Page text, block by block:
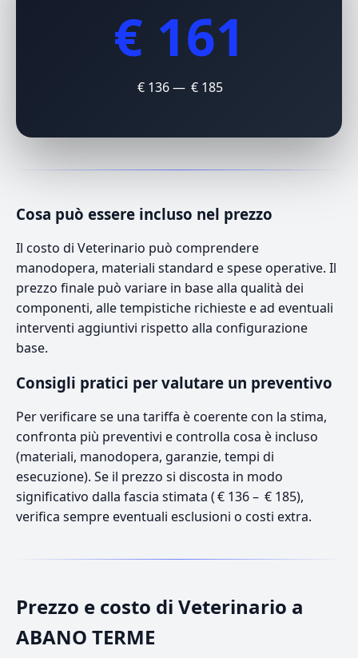
€ 161
€ 136 — € 185
Cosa può essere incluso nel prezzo
Il costo di Veterinario può comprendere
manodopera, materiali standard e spese operative. Il
prezzo finale può variare in base alla qualità dei
componenti, alle tempistiche richieste e ad eventuali
interventi aggiuntivi rispetto alla configurazione
base.
Consigli pratici per valutare un preventivo
Per verificare se una tariffa è coerente con la stima,
confronta più preventivi e controlla cosa è incluso
(materiali, manodopera, garanzie, tempi di
esecuzione). Se il prezzo si discosta in modo
significativo dalla fascia stimata ( € 136 – € 185),
verifica sempre eventuali esclusioni o costi extra.
Prezzo e costo di Veterinario a
ABANO TERME